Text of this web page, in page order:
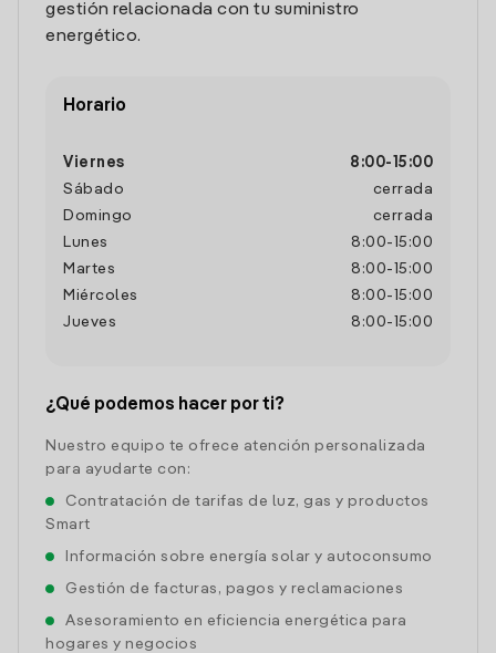
gestión relacionada con tu suministro
energético.
Horario
Viernes 8:00- 15:00
Sábado
cerrada
Domingo
cerrada
Lunes
8:00- 15:00
Martes
8:00- 15:00
Miércoles
8:00- 15:00
Jueves
8:00- 15:00
¿Qué podemos hacer por ti?
Nuestro equipo te ofrece atención personalizada
para ayudarte con:
Contratación de tarifas de luz, gas y productos
Smart
Información sobre energía solar y autoconsumo
Gestión de facturas, pagos y reclamaciones
Asesoramiento en eficiencia energética para
hogares y negocios